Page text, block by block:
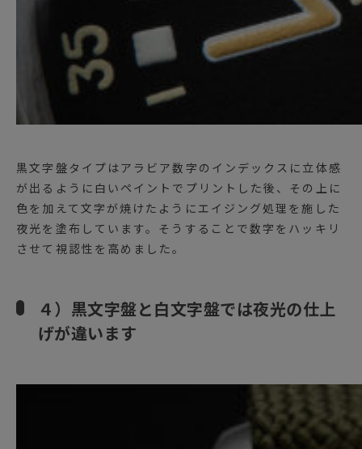
黒文字盤タイプはアラビア数字のインデックスに立体感
が出るように白いペイントでプリントした後、その上に
色を加えて文字が焼けたようにエイジング処理を施した
夜光を塗布しています。そうすることで数字をハッキリ
させて視認性を高めました。
４）黒文字盤と白文字盤では夜光の仕上
げが違います